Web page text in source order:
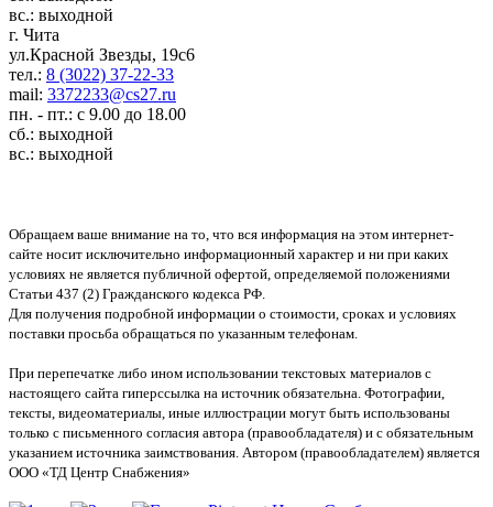
вс.: выходной
г. Чита
ул.Красной Звезды, 19с6
тел.: 8 (3022) 37-22-33
mail: 3372233@cs27.ru
пн. - пт.: с 9.00 до 18.00
сб.: выходной
вс.: выходной
Обращаем ваше внимание на то, что вся информация на этом интернет-
сайте носит исключительно информационный характер и ни при каких
условиях не является публичной офертой, определяемой положениями
Статьи 437 (2) Гражданского кодекса РФ.
Для получения подробной информации о стоимости, сроках и условиях
поставки просьба обращаться по указанным телефонам.
При перепечатке либо ином использовании текстовых материалов с
настоящего сайта гиперссылка на источник обязательна. Фотографии,
тексты, видеоматериалы, иные иллюстрации могут быть использованы
только с письменного согласия автора (правообладателя) и с обязательным
указанием источника заимствования. Автором (правообладателем) является
ООО «ТД Центр Снабжения»